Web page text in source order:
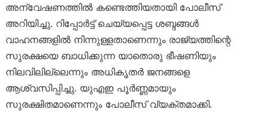
അന്വേഷണത്തിൽ കണ്ടെത്തിയതായി പോലീസ്
അറിയിച്ചു. റിപ്പോർട്ട് ചെയ്യപ്പെട്ട ശബ്ദങ്ങൾ
വാഹനങ്ങളിൽ നിന്നുള്ളതാണെന്നും രാജ്യത്തിന്റെ
സുരക്ഷയെ ബാധിക്കുന്ന യാതൊരു ഭീഷണിയും
നിലവിലില്ലെന്നും അധികൃതർ ജനങ്ങളെ
ആശ്വസിപ്പിച്ചു. യുഎഇ പൂർണ്ണമായും
സുരക്ഷിതമാണെന്നും പോലീസ് വ്യക്തമാക്കി.